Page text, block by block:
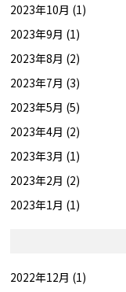
2023年10月 (1)
2023年9月 (1)
2023年8月 (2)
2023年7月 (3)
2023年5月 (5)
2023年4月 (2)
2023年3月 (1)
2023年2月 (2)
2023年1月 (1)
2022年12月 (1)